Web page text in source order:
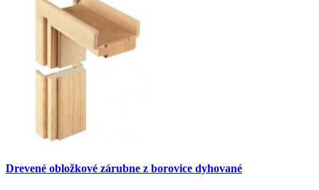
Drevené obložkové zárubne z borovice dyhované